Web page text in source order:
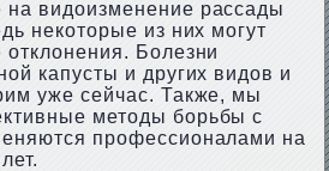
видоизменение рассады
некоторые из них могут
отклонения. Болезни
капусты и других видов и
уже сейчас. Также, мы
методы борьбы с
профессионалами на